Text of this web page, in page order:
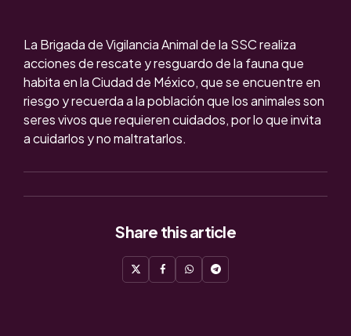
La Brigada de Vigilancia Animal de la SSC realiza
acciones de rescate y resguardo de la fauna que
habita en la Ciudad de México, que se encuentre en
riesgo y recuerda a la población que los animales son
seres vivos que requieren cuidados, por lo que invita
a cuidarlos y no maltratarlos.
Share this article